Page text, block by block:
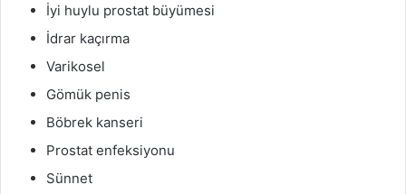
İyi huylu prostat büyümesi
İdrar kaçırma
Varikosel
Gömük penis
Böbrek kanseri
Prostat enfeksiyonu
Sünnet